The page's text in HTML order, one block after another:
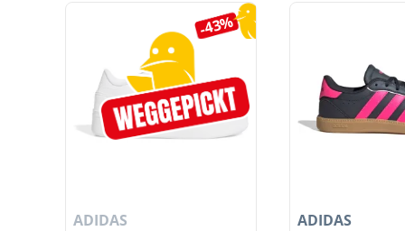
Produktgalerie überspringen
-43%
ADIDAS ADIDAS